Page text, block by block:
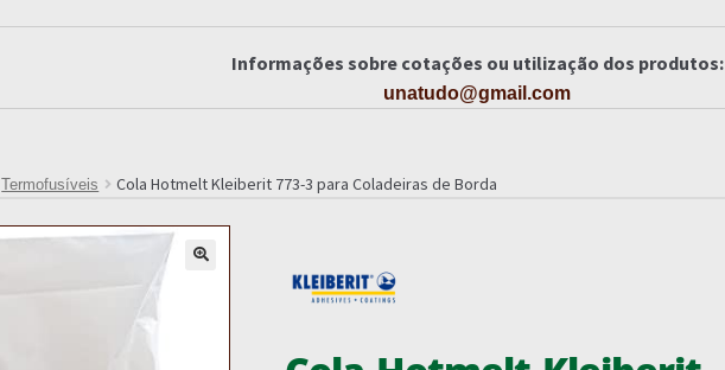
Informações sobre cotações ou utilização dos produtos:
unatudo@gmail.com
Termofusíveis Cola Hotmelt Kleiberit 773-3 para Coladeiras de Borda